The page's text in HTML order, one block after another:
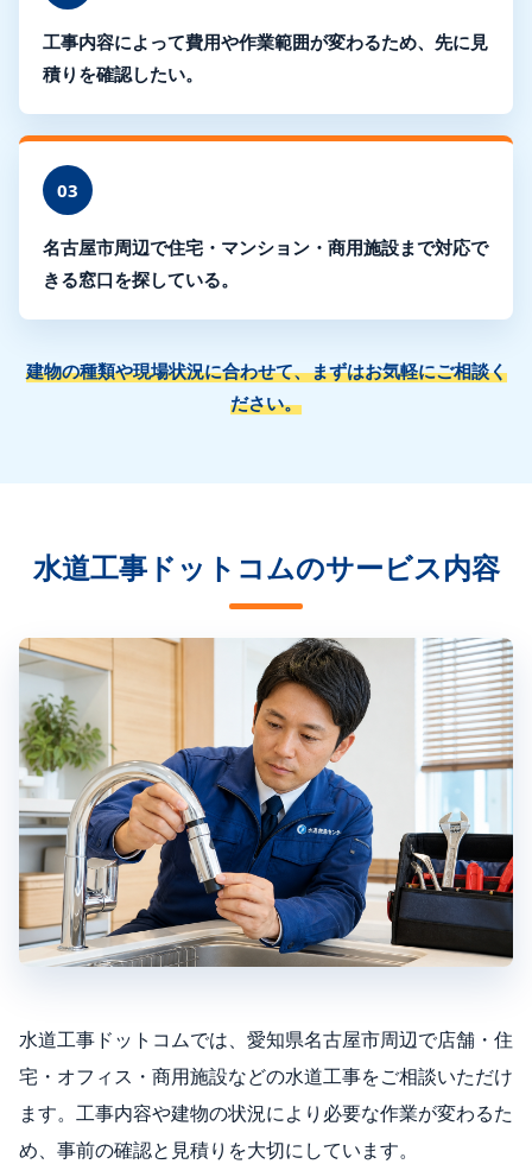
工事内容によって費用や作業範囲が変わるため、先に見
積りを確認したい。
03
名古屋市周辺で住宅・マンション・商用施設まで対応で
きる窓口を探している。
建物の種類や現場状況に合わせて、まずはお気軽にご相談く
ださい。
水道工事ドットコムのサービス内容
水道工事ドットコムでは、愛知県名古屋市周辺で店舗・住
宅・オフィス・商用施設などの水道工事をご相談いただけ
ます。工事内容や建物の状況により必要な作業が変わるた
め、事前の確認と見積りを大切にしています。